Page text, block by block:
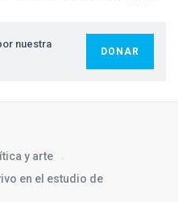
nuestra
DONAR
y arte
en el estudio de